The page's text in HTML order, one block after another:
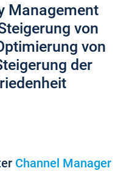
Management
von
von
der
Channel Manager